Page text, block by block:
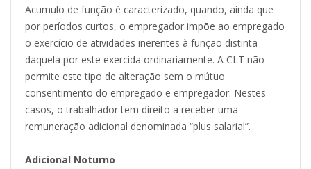
Acumulo de função é caracterizado, quando, ainda que
por períodos curtos, o empregador impõe ao empregado
o exercício de atividades inerentes à função distinta
daquela por este exercida ordinariamente. A CLT não
permite este tipo de alteração sem o mútuo
consentimento do empregado e empregador. Nestes
casos, o trabalhador tem direito a receber uma
remuneração adicional denominada “plus salarial”.
Adicional Noturno